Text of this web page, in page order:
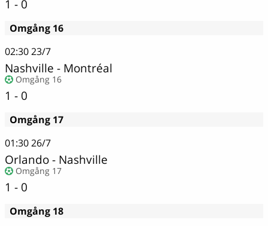
1 - 0
Omgång 16
02:3023/7
Nashville - Montréal
Omgång 16
1 - 0
Omgång 17
01:3026/7
Orlando- Nashville
Omgång 17
1 - 0
Omgång 18